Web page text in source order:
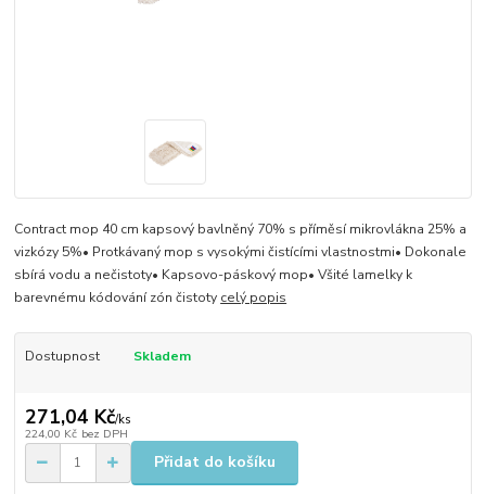
Contract mop 40 cm kapsový bavlněný 70% s příměsí mikrovlákna 25% a
vizkózy 5%• Protkávaný mop s vysokými čistícími vlastnostmi• Dokonale
sbírá vodu a nečistoty• Kapsovo-páskový mop• Všité lamelky k
barevnému kódování zón čistoty celý popis
Dostupnost Skladem
271,04 Kč/ks
224,00 Kč bez DPH
Přidat do košíku